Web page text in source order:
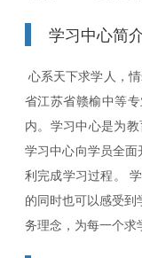
学习中心简
心系天下求学人，
省江苏省赣榆中等
内。学习中心是为
学习中心向学员全
利完成学习过程。
的同时也可以感受到
务理念，为每一